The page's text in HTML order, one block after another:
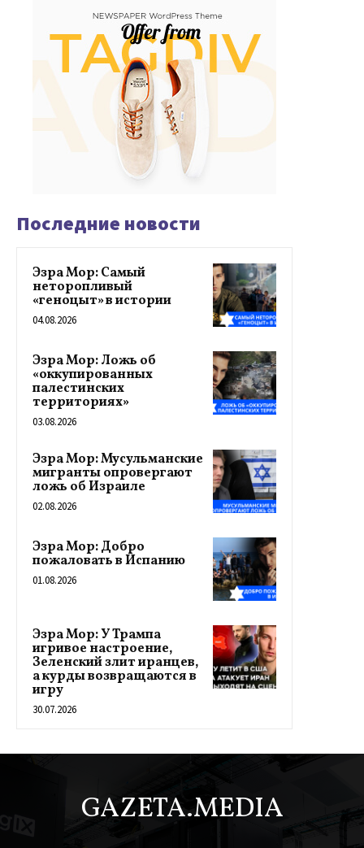
Последние новости
Эзра Мор: Самый
неторопливый
«геноцыт» в истории
04.08.2026
Эзра Мор: Ложь об
«оккупированных
палестинских
территориях»
03.08.2026
Эзра Мор: Мусульманские
мигранты опровергают
ложь об Израиле
02.08.2026
Эзра Мор: Добро
пожаловать в Испанию
01.08.2026
Эзра Мор: У Трампа
игривое настроение,
Зеленский злит иранцев,
а курды возвращаются в
игру
30.07.2026
GAZETA.MEDIA